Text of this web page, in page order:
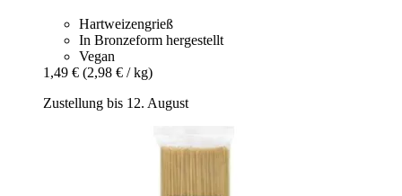
Hartweizengrieß
In Bronzeform hergestellt
Vegan
1,49 € (2,98 € / kg)
Zustellung bis 12. August